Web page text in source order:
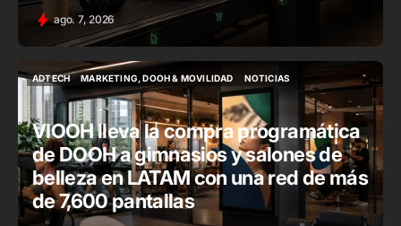
ago. 7, 2026
ADTECH
ADTECH
MARKETING, DOOH & MOVILIDAD
MARKETING, DOOH & MOVILIDAD
NOTICIAS
NOTICIAS
VIOOH lleva la compra programática
de DOOH a gimnasios y salones de
belleza en LATAM con una red de más
de 7,600 pantallas